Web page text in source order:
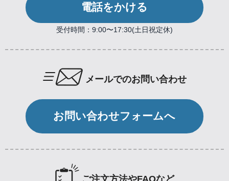
電話をかける
受付時間：9:00〜17:30(土日祝定休)
メールでのお問い合わせ
お問い合わせフォームへ
ご注文方法やFAQなど